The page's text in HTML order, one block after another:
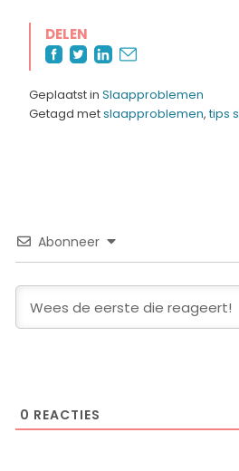
DELEN
Geplaatst in Slaapproblemen
Getagd metslaapproblemen, tips
Abonneer
0 REACTIES